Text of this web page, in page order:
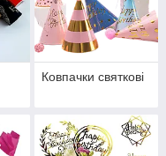
Ковпачки святкові